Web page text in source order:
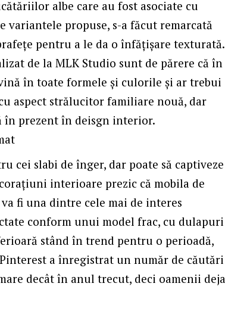
albe care au fost asociate cu
variantele propuse, s-a făcut remarcată
pentru a le da o înfățișare texturată.
de laMLK Studio sunt de părere că în
în toate formele și culorile și ar trebui
aspect strălucitor familiare nouă, dar
în prezent în deisgn interior.
cei slabi de înger, dar poate să captiveze
interioare prezic că mobila de
fi una dintre cele mai de interes
conform unui model frac, cu dulapuri
stând în trend pentru o perioadă,
a înregistrat un număr de căutări
decât în anul trecut, deci oamenii deja